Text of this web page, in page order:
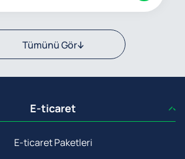
Tümünü Gör
E-ticaret
E-ticaret Paketleri